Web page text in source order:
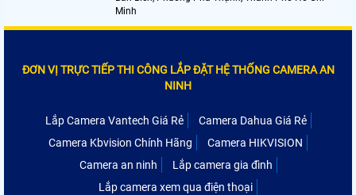
Minh
ĐƠN VỊ TRỰC TIẾP THI CÔNG LẮP ĐẶT HỆ THỐNG CAMERA AN
NINH
Lắp Camera Vantech Giá Rẻ
Camera Dahua Giá Rẻ
Camera Kbvision Chính Hãng
Camera HIKVISION
Camera an ninh
Lắp camera gia đình
Lắp camera xem qua điện thoại